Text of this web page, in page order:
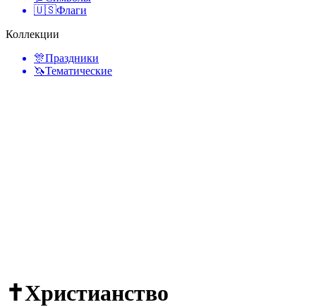
🇺🇸Флаги
Коллекции
🎊Праздники
🦄Тематические
✝️Христианство